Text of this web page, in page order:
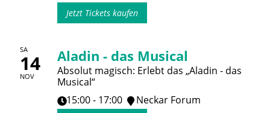
Jetzt Tickets kaufen
SA
14
NOV
Aladin - das Musical
Absolut magisch: Erlebt das „Aladin - das
Musical“
15:00 - 17:00
Neckar Forum